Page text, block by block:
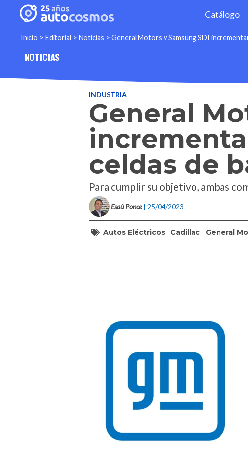
Catálogo
Inicio > Editorial > Noticias > General Motors y Samsung SDI
NOTICIAS
INDUSTRIA
General
celdas de
Para cumplir su objetivo, ambas
Esaú Ponce | 25/04/2023
Autos Eléctricos Cadillac General